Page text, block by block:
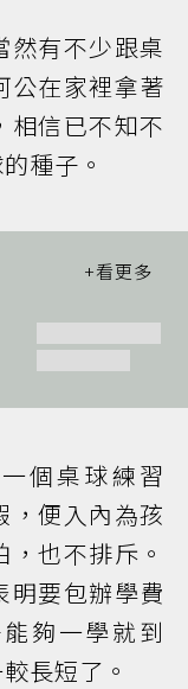
然有不少跟桌
公在家裡拿著
相信已不知不
種子。
個桌球練習
，便入內為孩
也不排斥。
明要包辦學費
夠一學就到
長短了。